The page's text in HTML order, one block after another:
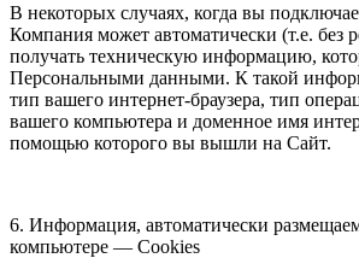
В некоторых случаях, когда вы
Компания может автоматически (т.е. без
получать техническую информацию,
Персональными данными. К такой
тип вашего интернет-браузера, тип
вашего компьютера и доменное имя
помощью которого вы вышли на Сайт.
6. Информация, автоматически
компьютере — Cookies